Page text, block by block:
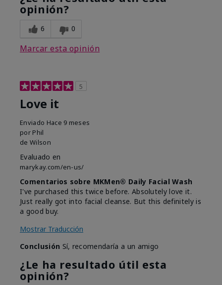
opinión?
6 0
Marcar esta opinión
5
Love it
Enviado Hace 9 meses
por Phil
de Wilson
Evaluado en
marykay.com/en-us/
Comentarios sobre MKMen® Daily Facial Wash
I've purchased this twice before. Absolutely love it.
Just really got into facial cleanse. But this definitely is
a good buy.
Mostrar Traducción
Conclusión Sí, recomendaría a un amigo
¿Le ha resultado útil esta
opinión?